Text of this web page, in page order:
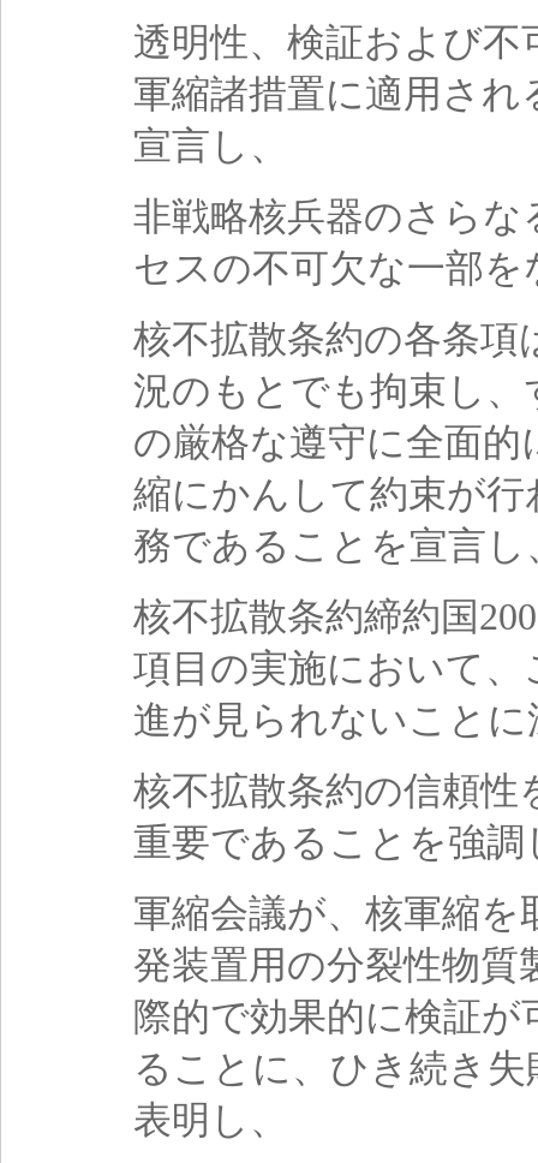
透明性、検証および
軍縮諸措置に適用さ
宣言し、
非戦略核兵器のさら
セスの不可欠な一部
核不拡散条約の各条
況のもとでも拘束し
の厳格な遵守に全面
縮にかんして約束が
務であることを宣言し
核不拡散条約締約国
項目の実施において
進が見られないこと
核不拡散条約の信頼性
重要であることを強調
軍縮会議が、核軍縮
発装置用の分裂性物質
際的で効果的に検証
ることに、ひき続き
表明し、